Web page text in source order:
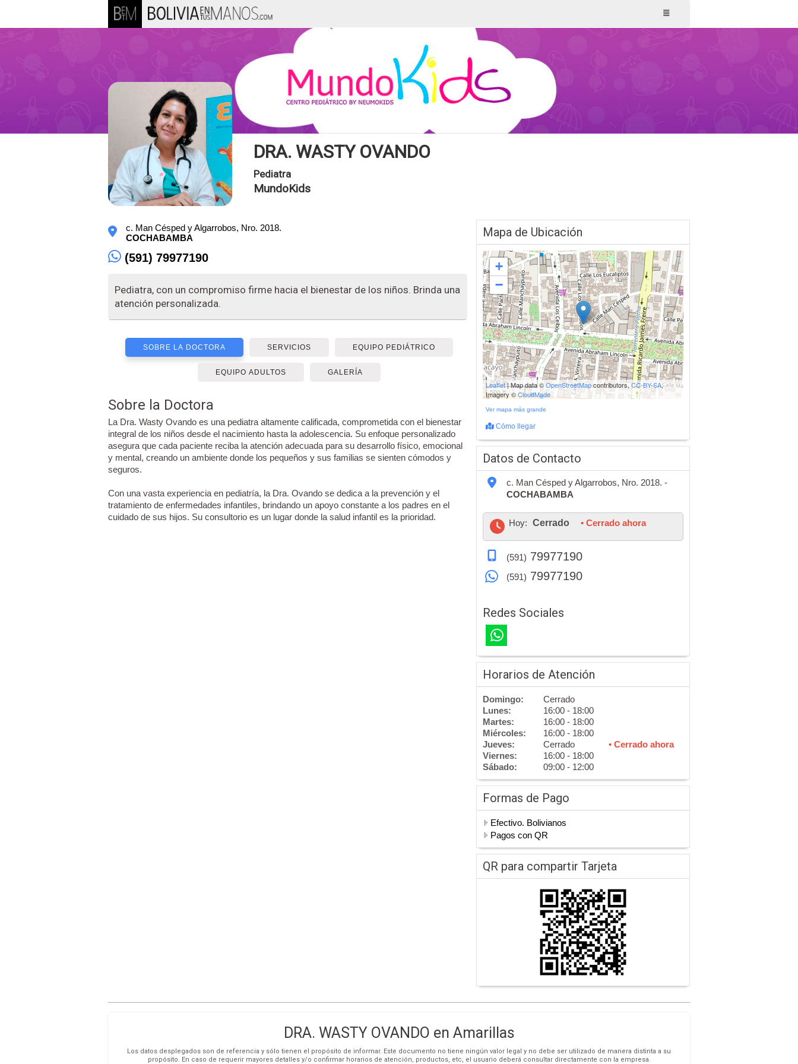
DRA. WASTY OVANDO
Pediatra
MundoKids
c. Man Césped y Algarrobos, Nro. 2018.
COCHABAMBA
(591) 79977190
Pediatra, con un compromiso firme hacia el bienestar de los niños. Brinda una
atención personalizada.
SOBRE LA DOCTORA SERVICIOS EQUIPO PEDIÁTRICO
EQUIPO ADULTOS GALERÍA
Sobre la Doctora
La Dra. Wasty Ovando es una pediatra altamente calificada, comprometida con el bienestar
integral de los niños desde el nacimiento hasta la adolescencia. Su enfoque personalizado
asegura que cada paciente reciba la atención adecuada para su desarrollo físico, emocional
y mental, creando un ambiente donde los pequeños y sus familias se sienten cómodos y
seguros.
Con una vasta experiencia en pediatría, la Dra. Ovando se dedica a la prevención y el
tratamiento de enfermedades infantiles, brindando un apoyo constante a los padres en el
cuidado de sus hijos. Su consultorio es un lugar donde la salud infantil es la prioridad.
Mapa de Ubicación
+
−
200 m
500 ft
Leaflet| Map data ©OpenStreetMapcontributors,CC-BY-SA,
Imagery ©CloudMade
Ver mapa más grande
Cómo llegar
Datos de Contacto
c. Man Césped y Algarrobos, Nro. 2018. -
COCHABAMBA
Hoy: Cerrado • Cerrado ahora
(591) 79977190
(591) 79977190
Redes Sociales
Horarios de Atención
Domingo:
Cerrado
Lunes:
16:00 - 18:00
Martes:
16:00 - 18:00
Miércoles:
16:00 - 18:00
Jueves:
Cerrado
• Cerrado ahora
Viernes:
16:00 - 18:00
Sábado:
09:00 - 12:00
Formas de Pago
Efectivo. Bolivianos
Pagos con QR
QR para compartir Tarjeta
DRA. WASTY OVANDO en Amarillas
Los datos desplegados son de referencia y sólo tienen el propósito de informar. Este documento no tiene ningún valor legal y no debe ser utilizado de manera distinta a su
propósito. En caso de requerir mayores detalles y/o confirmar horarios de atención, productos, etc, el usuario deberá consultar directamente con la empresa.